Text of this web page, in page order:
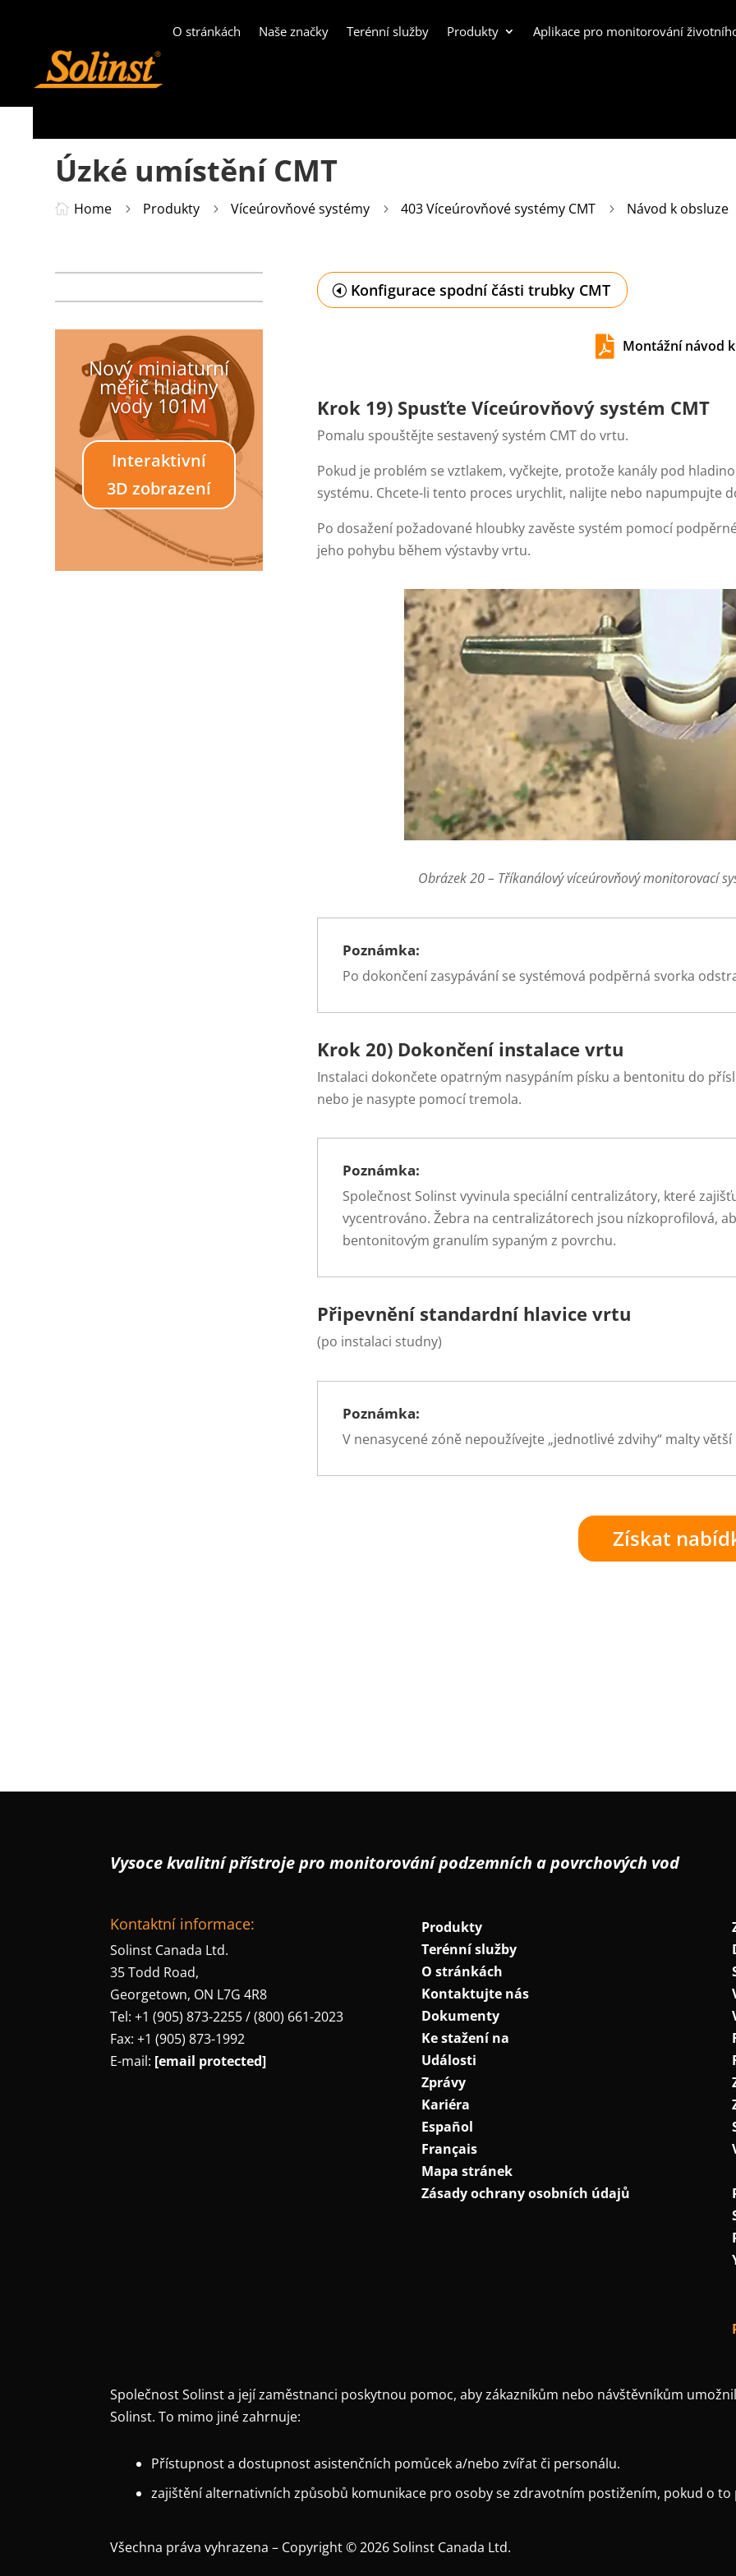
O stránkách Naše značky Terénní služby Produkty Aplikace pro monitorování
Úzké umístění CMT
 Home 5 Produkty 5 Víceúrovňové systémy 5 403 Víceúrovňové systémy CMT 5 Návod k obsluze
Nový miniaturní
měřič hladiny
vody 101M
Interaktivní
3D zobrazení
Konfigurace spodní části trubky CMT
 Montážní návod
Krok 19) Spusťte Víceúrovňový systém CMT
Pomalu spouštějte sestavený systém CMT do vrtu.
Pokud je problém se vztlakem, vyčkejte, protože kanály pod
systému. Chcete-li tento proces urychlit, nalijte nebo napumpujte
Po dosažení požadované hloubky zavěste systém pomocí
jeho pohybu během výstavby vrtu.
Obrázek 20 – Tříkanálový víceúrovňový monitorovací
Poznámka:
Po dokončení zasypávání se systémová podpěrná svorka
Krok 20) Dokončení instalace vrtu
Instalaci dokončete opatrným nasypáním písku a bentonitu do
nebo je nasypte pomocí tremola.
Poznámka:
Společnost Solinst vyvinula speciální centralizátory, které
vycentrováno. Žebra na centralizátorech jsou nízkoprofilová,
bentonitovým granulím sypaným z povrchu.
Připevnění standardní hlavice vrtu
(po instalaci studny)
Poznámka:
V nenasycené zóně nepoužívejte „jednotlivé zdvihy“ malty
Získat
Vysoce kvalitní přístroje pro monitorování podzemních a povrchových vod
Kontaktní informace:
Solinst Canada Ltd.
35 Todd Road,
Georgetown, ON L7G 4R8
Tel: +1 (905) 873-2255 / (800) 661-2023
Fax: +1 (905) 873-1992
E-mail: [email protected]
Produkty
Terénní služby
O stránkách
Kontaktujte nás
Dokumenty
Ke stažení na
Události
Zprávy
Kariéra
Español
Français
Mapa stránek
Zásady ochrany osobních údajů
Společnost Solinst a její zaměstnanci poskytnou pomoc, aby zákazníkům nebo návštěvníkům
Solinst. To mimo jiné zahrnuje:
Přístupnost a dostupnost asistenčních pomůcek a/nebo zvířat či personálu.
zajištění alternativních způsobů komunikace pro osoby se zdravotním postižením, pokud o
Všechna práva vyhrazena – Copyright © 2026 Solinst Canada Ltd.